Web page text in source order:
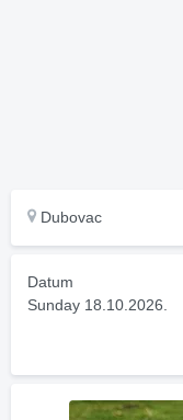
Dubovac
Datum
Sunday 18.10.2026.